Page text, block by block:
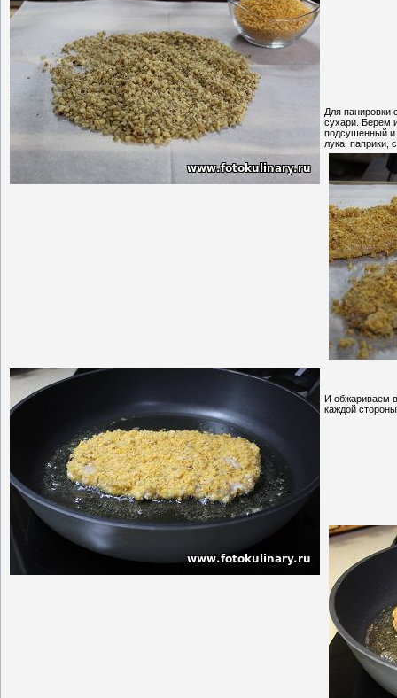
Для
сухари. Берем
подсушенный и
лука, паприки,
И обжариваем
каждой